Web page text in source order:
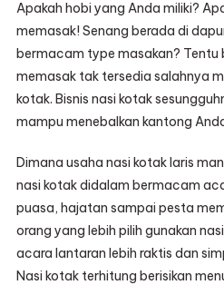
Apakah hobi yang Anda miliki?
memasak! Senang berada di
bermacam type masakan? Tentu
memasak tak tersedia salahnya
kotak. Bisnis nasi kotak
mampu menebalkan kantong
Dimana usaha nasi kotak laris
nasi kotak didalam bermacam
puasa, hajatan sampai pesta
orang yang lebih pilih gunakan
acara lantaran lebih raktis dan
Nasi kotak terhitung berisikan